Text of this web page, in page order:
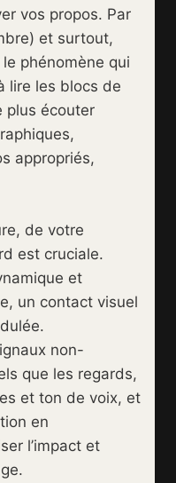
vos propos. Par
et surtout,
phénomène qui
lire les blocs de
plus écouter
appropriés,
de votre
est cruciale.
et
un contact visuel
non-
que les regards,
et ton de voix, et
en
l’impact et